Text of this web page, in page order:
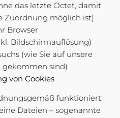
das letzte Octet, damit
Zuordnung möglich ist)
Browser
Bildschirmauflösung)
(wie Sie auf unsere
gekommen sind)
von Cookies
funktioniert,
Dateien – sogenannte